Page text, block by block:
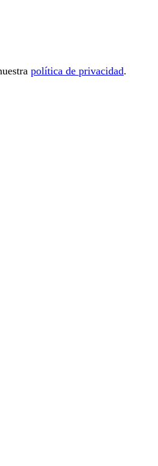
política de privacidad.